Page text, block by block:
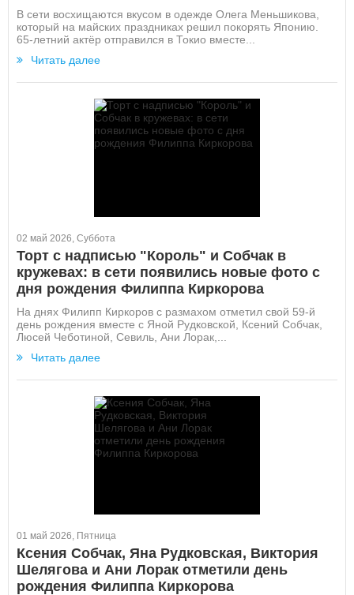
В сети восхищаются вкусом в одежде Олега Меньшикова,
который на майских праздниках решил покорять Японию.
65-летний актёр отправился в Токио вместе...
Читать далее
02 май 2026, Суббота
Торт с надписью "Король" и Собчак в
кружевах: в сети появились новые фото с
дня рождения Филиппа Киркорова
На днях Филипп Киркоров с размахом отметил свой 59-й
день рождения вместе с Яной Рудковской, Ксений Собчак,
Люсей Чеботиной, Севиль, Ани Лорак,...
Читать далее
01 май 2026, Пятница
Ксения Собчак, Яна Рудковская, Виктория
Шелягова и Ани Лорак отметили день
рождения Филиппа Киркорова